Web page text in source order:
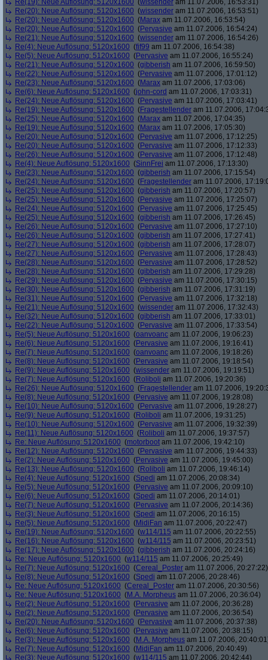
Re(19): Neue Auflösung: 5120x1600 (wissender am 11.07.2006, 16:53:31)
Re(20): Neue Auflösung: 5120x1600 (wissender am 11.07.2006, 16:53:51)
Re(20): Neue Auflösung: 5120x1600 (Marax am 11.07.2006, 16:53:54)
Re(20): Neue Auflösung: 5120x1600 (Pervasive am 11.07.2006, 16:54:24)
Re(21): Neue Auflösung: 5120x1600 (wissender am 11.07.2006, 16:54:26)
Re(4): Neue Auflösung: 5120x1600 (fif99 am 11.07.2006, 16:54:38)
Re(5): Neue Auflösung: 5120x1600 (Pervasive am 11.07.2006, 16:55:24)
Re(21): Neue Auflösung: 5120x1600 (gibberish am 11.07.2006, 16:59:50)
Re(22): Neue Auflösung: 5120x1600 (Pervasive am 11.07.2006, 17:01:12)
Re(23): Neue Auflösung: 5120x1600 (Marax am 11.07.2006, 17:03:06)
Re(6): Neue Auflösung: 5120x1600 (john-cord am 11.07.2006, 17:03:31)
Re(24): Neue Auflösung: 5120x1600 (Pervasive am 11.07.2006, 17:03:41)
Re(19): Neue Auflösung: 5120x1600 (Fragestellender am 11.07.2006,
Re(25): Neue Auflösung: 5120x1600 (Marax am 11.07.2006, 17:04:35)
Re(19): Neue Auflösung: 5120x1600 (Marax am 11.07.2006, 17:05:30)
Re(20): Neue Auflösung: 5120x1600 (Pervasive am 11.07.2006, 17:12:25)
Re(20): Neue Auflösung: 5120x1600 (Pervasive am 11.07.2006, 17:12:33)
Re(26): Neue Auflösung: 5120x1600 (Pervasive am 11.07.2006, 17:12:48)
Re(4): Neue Auflösung: 5120x1600 (SinnFrei am 11.07.2006, 17:13:30)
Re(23): Neue Auflösung: 5120x1600 (gibberish am 11.07.2006, 17:15:54)
Re(24): Neue Auflösung: 5120x1600 (Fragestellender am 11.07.2006,
Re(25): Neue Auflösung: 5120x1600 (gibberish am 11.07.2006, 17:20:57)
Re(25): Neue Auflösung: 5120x1600 (Pervasive am 11.07.2006, 17:25:07)
Re(24): Neue Auflösung: 5120x1600 (Pervasive am 11.07.2006, 17:25:45)
Re(25): Neue Auflösung: 5120x1600 (gibberish am 11.07.2006, 17:26:45)
Re(26): Neue Auflösung: 5120x1600 (Pervasive am 11.07.2006, 17:27:10)
Re(26): Neue Auflösung: 5120x1600 (gibberish am 11.07.2006, 17:27:41)
Re(27): Neue Auflösung: 5120x1600 (gibberish am 11.07.2006, 17:28:07)
Re(27): Neue Auflösung: 5120x1600 (Pervasive am 11.07.2006, 17:28:43)
Re(28): Neue Auflösung: 5120x1600 (Pervasive am 11.07.2006, 17:28:52)
Re(28): Neue Auflösung: 5120x1600 (gibberish am 11.07.2006, 17:29:28)
Re(29): Neue Auflösung: 5120x1600 (Pervasive am 11.07.2006, 17:30:15)
Re(30): Neue Auflösung: 5120x1600 (gibberish am 11.07.2006, 17:31:19)
Re(31): Neue Auflösung: 5120x1600 (Pervasive am 11.07.2006, 17:32:18)
Re(21): Neue Auflösung: 5120x1600 (wissender am 11.07.2006, 17:32:43)
Re(32): Neue Auflösung: 5120x1600 (gibberish am 11.07.2006, 17:33:01)
Re(22): Neue Auflösung: 5120x1600 (Pervasive am 11.07.2006, 17:33:54)
Re(5): Neue Auflösung: 5120x1600 (oanvoanc am 11.07.2006, 19:06:23)
Re(6): Neue Auflösung: 5120x1600 (Pervasive am 11.07.2006, 19:16:41)
Re(7): Neue Auflösung: 5120x1600 (oanvoanc am 11.07.2006, 19:18:26)
Re(8): Neue Auflösung: 5120x1600 (Pervasive am 11.07.2006, 19:18:54)
Re(9): Neue Auflösung: 5120x1600 (wissender am 11.07.2006, 19:19:51)
Re(7): Neue Auflösung: 5120x1600 (Roliboli am 11.07.2006, 19:20:36)
Re(26): Neue Auflösung: 5120x1600 (Fragestellender am 11.07.2006,
Re(8): Neue Auflösung: 5120x1600 (Pervasive am 11.07.2006, 19:28:08)
Re(10): Neue Auflösung: 5120x1600 (Pervasive am 11.07.2006, 19:28:27)
Re(9): Neue Auflösung: 5120x1600 (Roliboli am 11.07.2006, 19:31:25)
Re(10): Neue Auflösung: 5120x1600 (Pervasive am 11.07.2006, 19:32:39)
Re(11): Neue Auflösung: 5120x1600 (Roliboli am 11.07.2006, 19:37:57)
Re: Neue Auflösung: 5120x1600 (motorboot am 11.07.2006, 19:42:10)
Re(12): Neue Auflösung: 5120x1600 (Pervasive am 11.07.2006, 19:44:33)
Re(2): Neue Auflösung: 5120x1600 (Pervasive am 11.07.2006, 19:45:00)
Re(13): Neue Auflösung: 5120x1600 (Roliboli am 11.07.2006, 19:46:14)
Re(4): Neue Auflösung: 5120x1600 (Spedi am 11.07.2006, 20:08:34)
Re(5): Neue Auflösung: 5120x1600 (Pervasive am 11.07.2006, 20:09:10)
Re(6): Neue Auflösung: 5120x1600 (Spedi am 11.07.2006, 20:14:01)
Re(7): Neue Auflösung: 5120x1600 (Pervasive am 11.07.2006, 20:14:36)
Re(3): Neue Auflösung: 5120x1600 (Spedi am 11.07.2006, 20:16:15)
Re(5): Neue Auflösung: 5120x1600 (MidiFan am 11.07.2006, 20:22:47)
Re(19): Neue Auflösung: 5120x1600 (w114/115 am 11.07.2006, 20:22:55)
Re(16): Neue Auflösung: 5120x1600 (w114/115 am 11.07.2006, 20:23:51)
Re(17): Neue Auflösung: 5120x1600 (gibberish am 11.07.2006, 20:24:16)
Re: Neue Auflösung: 5120x1600 (w114/115 am 11.07.2006, 20:25:49)
Re(7): Neue Auflösung: 5120x1600 (Cereal_Poster am 11.07.2006, 20:27:22)
Re(8): Neue Auflösung: 5120x1600 (Spedi am 11.07.2006, 20:28:46)
Re: Neue Auflösung: 5120x1600 (Cereal_Poster am 11.07.2006, 20:30:56)
Re: Neue Auflösung: 5120x1600 (M.A. Morpheus am 11.07.2006, 20:36:04)
Re(2): Neue Auflösung: 5120x1600 (Pervasive am 11.07.2006, 20:36:28)
Re(2): Neue Auflösung: 5120x1600 (Pervasive am 11.07.2006, 20:36:54)
Re(20): Neue Auflösung: 5120x1600 (Pervasive am 11.07.2006, 20:37:38)
Re(6): Neue Auflösung: 5120x1600 (Pervasive am 11.07.2006, 20:38:15)
Re(3): Neue Auflösung: 5120x1600 (M.A. Morpheus am 11.07.2006,
Re(7): Neue Auflösung: 5120x1600 (MidiFan am 11.07.2006, 20:40:49)
Re(3): Neue Auflösung: 5120x1600 (w114/115 am 11.07.2006, 20:42:44)